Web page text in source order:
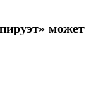
может